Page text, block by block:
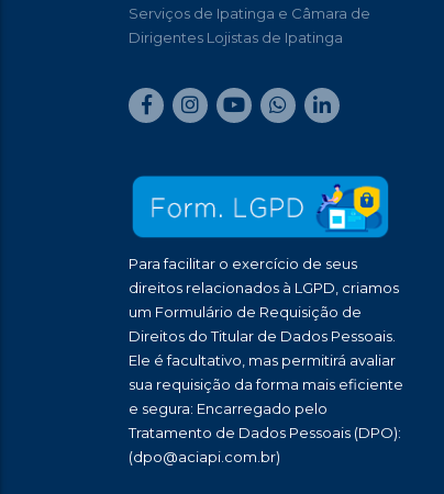
Serviços de Ipatinga e Câmara de
Dirigentes Lojistas de Ipatinga
Para facilitar o exercício de seus
direitos relacionados à LGPD, criamos
um Formulário de Requisição de
Direitos do Titular de Dados Pessoais.
Ele é facultativo, mas permitirá avaliar
sua requisição da forma mais eficiente
e segura: Encarregado pelo
Tratamento de Dados Pessoais (DPO):
(dpo@aciapi.com.br)